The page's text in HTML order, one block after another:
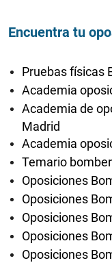
Encuentra tu
Pruebas físicas
Academia
Academia de
Madrid
Academia
Temario
Oposiciones
Oposiciones
Oposiciones
Oposiciones
Oposiciones